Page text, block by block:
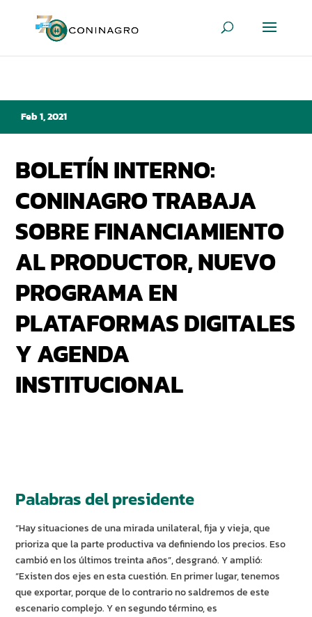
Feb 1, 2021
BOLETÍN INTERNO:
CONINAGRO TRABAJA
SOBRE FINANCIAMIENTO
AL PRODUCTOR, NUEVO
PROGRAMA EN
PLATAFORMAS DIGITALES
Y AGENDA
INSTITUCIONAL
Palabras del presidente
“Hay situaciones de una mirada unilateral, fija y vieja, que
prioriza que la parte productiva va definiendo los precios. Eso
cambió en los últimos treinta años”, desgranó. Y amplió:
“Existen dos ejes en esta cuestión. En primer lugar, tenemos
que exportar, porque de lo contrario no saldremos de este
escenario complejo. Y en segundo término, es